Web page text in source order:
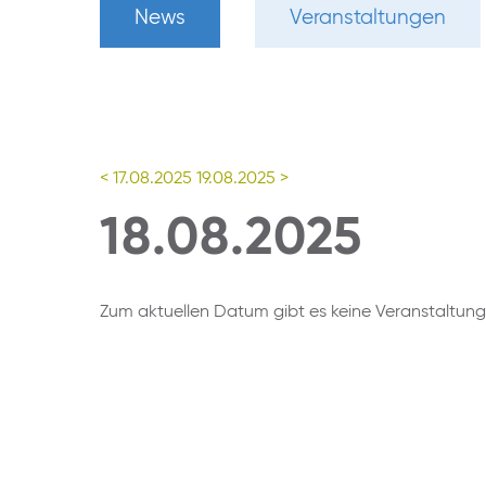
News Veranstaltungen
< 17.08.2025 19.08.2025 >
18.08.2025
Zum aktuellen Datum gibt es keine